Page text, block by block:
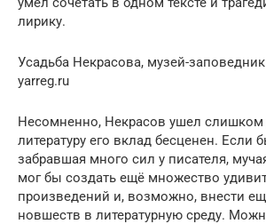
лирику.
Усадьба Некрасова, музей-
yarreg.ru
Несомненно, Некрасов ушел слишком
литературу его вклад бесценен. Если
забравшая много сил у писателя,
мог бы создать ещё множество
произведений и, возможно, внести
новшеств в литературную среду.